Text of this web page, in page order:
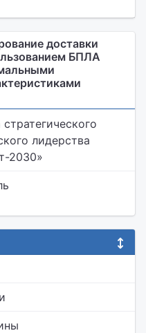
доставки
БПЛА
лидерства
2030»